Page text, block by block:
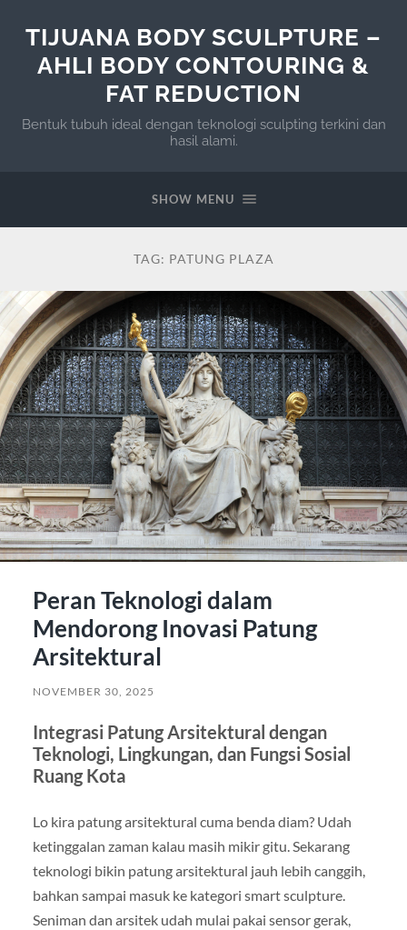
TIJUANA BODY SCULPTURE –
AHLI BODY CONTOURING &
FAT REDUCTION
Bentuk tubuh ideal dengan teknologi sculpting terkini dan
hasil alami.
SHOW MENU
TAG: PATUNG PLAZA
Peran Teknologi dalam
Mendorong Inovasi Patung
Arsitektural
NOVEMBER 30, 2025
Integrasi Patung Arsitektural dengan
Teknologi, Lingkungan, dan Fungsi Sosial
Ruang Kota
Lo kira patung arsitektural cuma benda diam? Udah
ketinggalan zaman kalau masih mikir gitu. Sekarang
teknologi bikin patung arsitektural jauh lebih canggih,
bahkan sampai masuk ke kategori smart sculpture.
Seniman dan arsitek udah mulai pakai sensor gerak,